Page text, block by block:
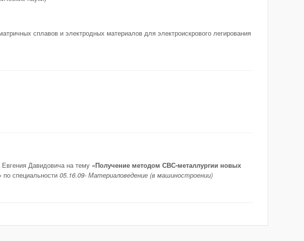
сплавов и электродных материалов для электроискрового легирования
Давидовича на тему «Получение методом СВС-металлургии новых
по специальности 05.16.09- Материаловедение (в машиностроении)